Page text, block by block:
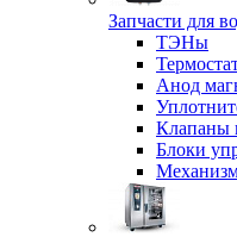
Запчасти для
ТЭНы
Анод
Клапаны
Блоки